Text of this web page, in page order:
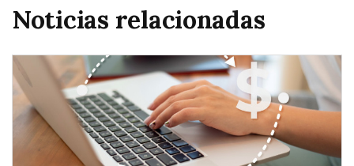
Noticias relacionadas